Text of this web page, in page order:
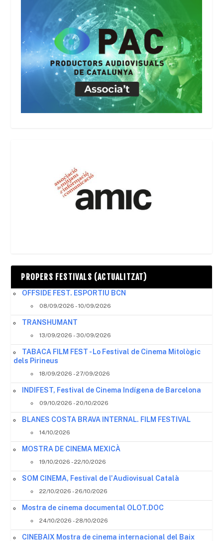
PROPERS FESTIVALS (ACTUALITZAT)
OFFSIDE FEST. ESPORTIU BCN
08/09/2026 - 10/09/2026
TRANSHUMANT
13/09/2026 - 30/09/2026
TABACA FILM FEST - Lo Festival de Cinema Mitològic
dels Pirineus
18/09/2026 - 27/09/2026
INDIFEST, Festival de Cinema Indígena de Barcelona
09/10/2026 - 20/10/2026
BLANES COSTA BRAVA INTERNAL. FILM FESTIVAL
14/10/2026
MOSTRA DE CINEMA MEXICÀ
19/10/2026 - 22/10/2026
SOM CINEMA, Festival de l'Audiovisual Català
22/10/2026 - 26/10/2026
Mostra de cinema documental OLOT.DOC
24/10/2026 - 28/10/2026
CINEBAIX Mostra de cinema internacional del Baix